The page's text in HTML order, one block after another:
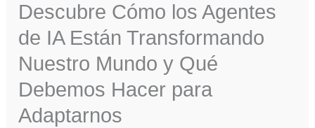
Descubre Cómo los Agentes
de IA Están Transformando
Nuestro Mundo y Qué
Debemos Hacer para
Adaptarnos